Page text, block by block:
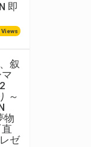
即
Views
叙
～
物
ゼ